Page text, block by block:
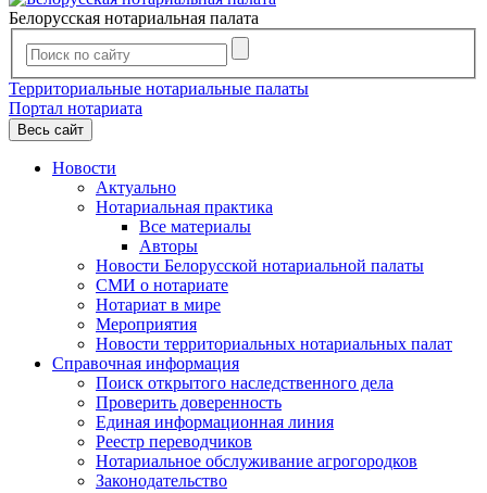
Белорусская нотариальная палата
Территориальные нотариальные палаты
Портал нотариата
Весь сайт
Новости
Актуально
Нотариальная практика
Все материалы
Авторы
Новости Белорусской нотариальной палаты
СМИ о нотариате
Нотариат в мире
Мероприятия
Новости территориальных нотариальных палат
Справочная информация
Поиск открытого наследственного дела
Проверить доверенность
Единая информационная линия
Реестр переводчиков
Нотариальное обслуживание агрогородков
Законодательство